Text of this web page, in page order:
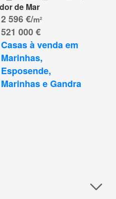
de Mar
521 000 €
2 596 €/m²
Casas à venda em
Marinhas,
Esposende,
Marinhas e Gandra